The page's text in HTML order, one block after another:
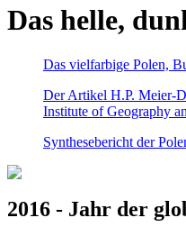
Das helle,
Das vielfarbige Polen,
Der Artikel H.P. Meier-
Institute of Geography
Synthesebericht der
2016 - Jahr der